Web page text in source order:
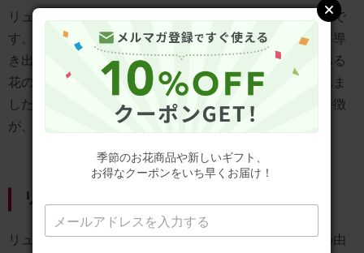
リューココリーネの花言葉は「優美な女性」「貴婦人」で
す。これらの花言葉は、その優雅な花姿と純白の色から導
き出されています。「優美な女性」は、繊細で気品のある
花の姿が、理想的な女性像を連想させることから生まれま
した。「貴婦人」は、高貴で優美な雰囲気を持つ花の特徴
が、気品ある女性を象徴することに由来します。
リューココリーネの花言葉の由来
リューココリーネの花言葉「優美な女性」「貴婦人」の由
季節のお花商品や新しいギフト、
お得なクーポンをいち早くお届け！